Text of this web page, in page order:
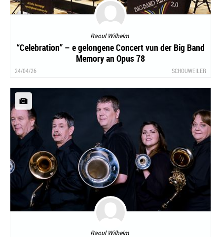
Raoul Wilhelm
“Celebration” – e gelongene Concert vun der Big Band
Memory an Opus 78
24/04/26 SCHOUWEILER
Raoul Wilhelm